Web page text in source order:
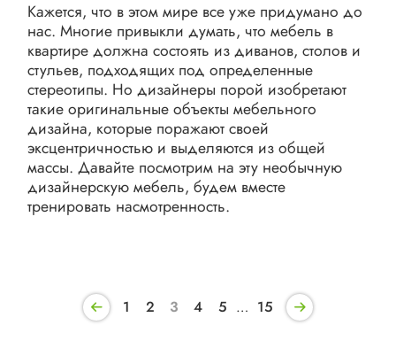
Кажется, что в этом мире все уже придумано до
нас. Многие привыкли думать, что мебель в
квартире должна состоять из диванов, столов и
стульев, подходящих под определенные
стереотипы. Но дизайнеры порой изобретают
такие оригинальные объекты мебельного
дизайна, которые поражают своей
эксцентричностью и выделяются из общей
массы. Давайте посмотрим на эту необычную
дизайнерскую мебель, будем вместе
тренировать насмотренность.
1 2 3 4 5 … 15